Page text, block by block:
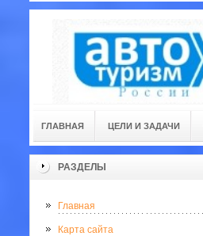
ГЛАВНАЯ ЦЕЛИ И ЗАДАЧИ
РАЗДЕЛЫ
Главная
Карта сайта